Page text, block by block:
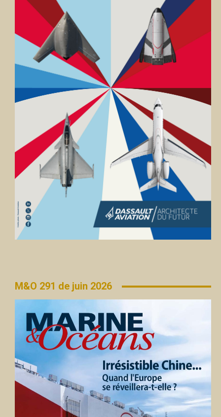
M&O 291 de juin 2026